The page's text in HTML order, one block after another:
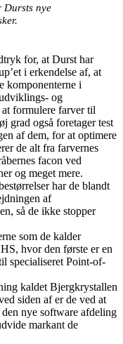
Dursts nye
for, at Durst har
i erkendelse af, at
komponenterne i
og
formulere farver til
grad også foretager test
af dem, for at optimere
de alt fra farvernes
facon ved
og meget mere.
har de blandt
af
så de ikke stopper
som de kalder
hvor den første er en
specialiseret Point-of-
kaldet Bjergkrystallen
siden af er de ved at
nye software afdeling
markant de